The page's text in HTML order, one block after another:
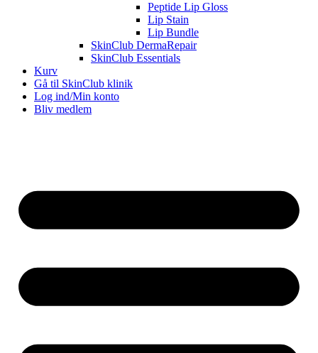
Peptide Lip Gloss
Lip Stain
Lip Bundle
SkinClub DermaRepair
SkinClub Essentials
Kurv
Gå til SkinClub klinik
Log ind/Min konto
Bliv medlem